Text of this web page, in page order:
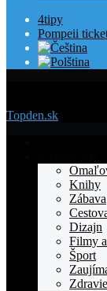
4tipy
Pompeii
Topden.sk
TOPden.sk
Knihy
Zábava
Dizajn
Filmy
Šport
Zdravie